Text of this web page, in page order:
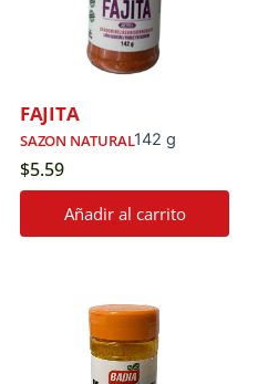
FAJITA
SAZON NATURAL142 g
$5.59
Añadir al carrito